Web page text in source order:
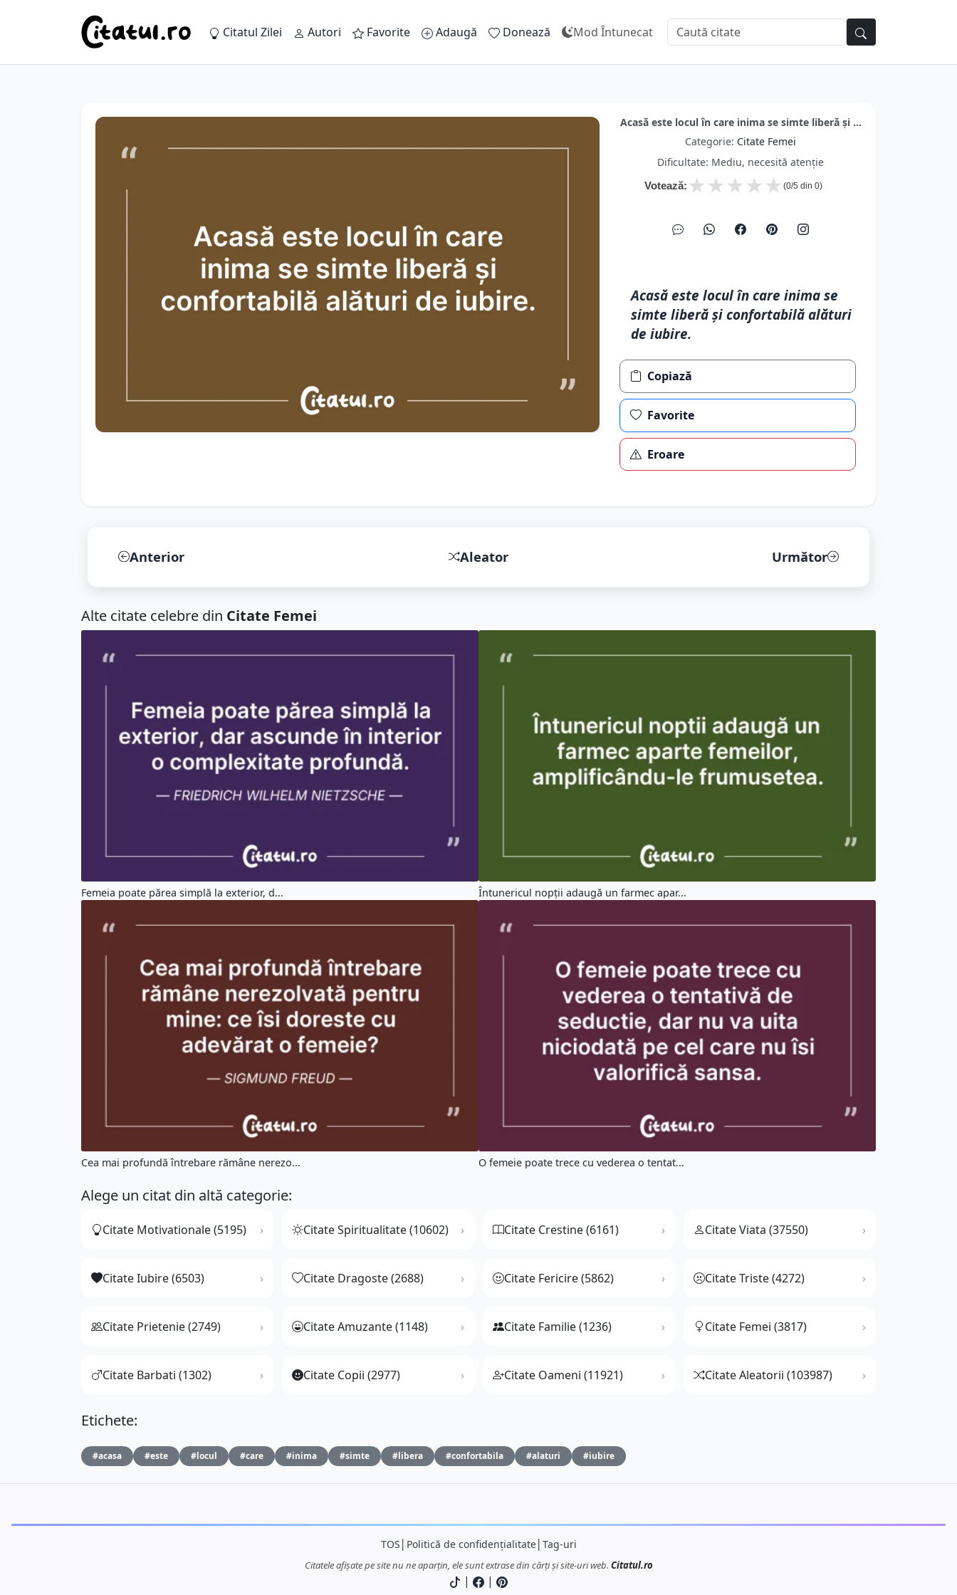
Citatul Zilei Autori Favorite Adaugă Donează Mod Întunecat
Acasă este locul în care inima se simte liberă și ...
Categorie: Citate Femei
Dificultate: Mediu, necesită atenție
Votează: ★
★
★
★
★ (0/5 din 0)
Acasă este locul în care inima se
simte liberă și confortabilă alături
de iubire.
Copiază
Favorite
Eroare
Anterior Aleator Următor
Alte citate celebre din Citate Femei
Femeia poate părea simplă la exterior, d... Întunericul nopții adaugă un farmec apar...
Cea mai profundă întrebare rămâne nerezo... O femeie poate trece cu vederea o tentat...
Alege un citat din altă categorie:
Citate Motivationale (5195) Citate Spiritualitate (10602) Citate Crestine (6161) Citate Viata (37550)
Citate Iubire (6503) Citate Dragoste (2688) Citate Fericire (5862) Citate Triste (4272)
Citate Prietenie (2749) Citate Amuzante (1148) Citate Familie (1236) Citate Femei (3817)
Citate Barbati (1302) Citate Copii (2977) Citate Oameni (11921) Citate Aleatorii (103987)
Etichete:
#acasa #este #locul #care #inima #simte #libera #confortabila #alaturi #iubire
TOS Politică de confidențialitate│ Tag-uri
Citatele afișate pe site nu ne aparțin, ele sunt extrase din cărți și site-uri web. Citatul.ro
| |